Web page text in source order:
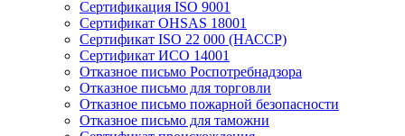
Сертификация ISO 9001
Сертификат OHSAS 18001
Сертификат ISO 22 000 (НАССР)
Сертификат ИСО 14001
Отказное письмо Роспотребнадзора
Отказное письмо для торговли
Отказное письмо пожарной безопасности
Отказное письмо для таможни